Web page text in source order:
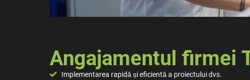
Angajamentul firmei
Implementarea rapidă și eficientă a proiectului dvs.